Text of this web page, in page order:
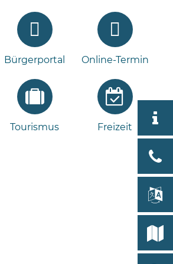
Bürgerportal Online-Termin
Tourismus Freizeit
Bleeck
19